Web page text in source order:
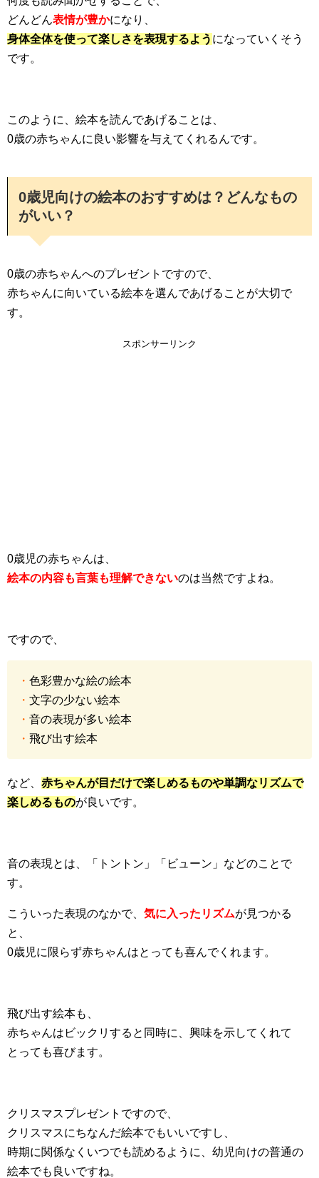
どんどん表情が豊かになり、
身体全体を使って楽しさを表現するよう になっていくそう
です。
このように、絵本を読んであげることは、
0歳の赤ちゃんに良い影響を与えてくれるんです。
0歳児向けの絵本のおすすめは？どんなもの
がいい？
0歳の赤ちゃんへのプレゼントですので、
赤ちゃんに向いている絵本を選んであげることが大切で
す。
スポンサーリンク
0歳児の赤ちゃんは、
絵本の内容も言葉も理解できないのは当然ですよね。
ですので、
・ 色彩豊かな絵の絵本
・ 文字の少ない絵本
・ 音の表現が多い絵本
・ 飛び出す絵本
など、 赤ちゃんが目だけで楽しめるものや単調なリズムで
楽しめるものが良いです。
音の表現とは、「トントン」「ビューン」などのことで
す。
こういった表現のなかで、 気に入ったリズムが見つかる
と、
0歳児に限らず赤ちゃんはとっても喜んでくれます。
飛び出す絵本も、
赤ちゃんはビックリすると同時に、興味を示してくれて
とっても喜びます。
クリスマスプレゼントですので、
クリスマスにちなんだ絵本でもいいですし、
時期に関係なくいつでも読めるように、幼児向けの普通の
絵本でも良いですね。